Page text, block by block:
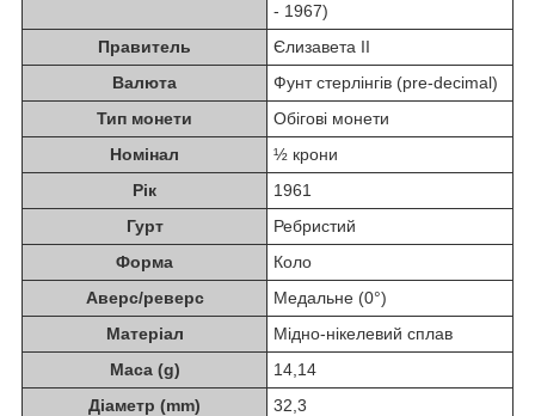
- 1967)
Правитель
Єлизавета II
Валюта
Фунт стерлінгів (pre-decimal)
Тип монети
Обігові монети
Номінал
½ крони
Рік
1961
Гурт
Ребристий
Форма
Коло
Аверс/реверс
Медальне (0°)
Матеріал
Мідно-нікелевий сплав
Маса (g)
14,14
Діаметр (mm)
32,3